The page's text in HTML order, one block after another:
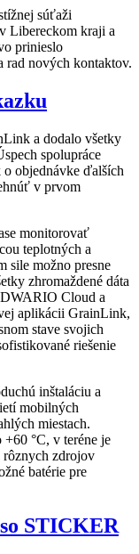
súťaži
Libereckom kraji a
prinieslo
nových kontaktov.
a dodalo všetky
spolupráce
objednávke ďalších
v prvom
monitorovať
teplotných a
sile možno presne
zhromaždené dáta
Cloud a
aplikácii GrainLink,
stave svojich
riešenie
inštaláciu a
mobilných
miestach.
°C, v teréne je
rôznych zdrojov
batérie pre
STICKER